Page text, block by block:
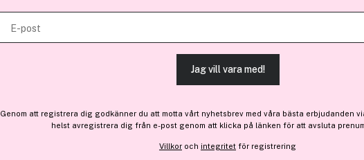
Premium Nischdofter Få 224 kr
Intense Instant Crush
Finns online
E-post
Jag vill vara med!
Genom att registrera dig godkänner du att motta vårt nyhetsbrev med våra bästa erbjudanden
helst avregistrera dig från e-post genom att klicka på länken för att avsluta
Villkor och integritet för registrering